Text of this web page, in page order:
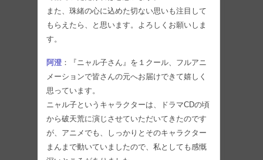
また、珠緒の心に込めた切ない思いも注目して
もらえたら、と思います。よろしくお願いしま
す。
阿澄 ：『ニャル子さん』を１クール、フルアニ
メーションで皆さんの元へお届けできて嬉しく
思っています。
ニャル子というキャラクターは、ドラマCDの頃
から破天荒に演じさせていただいてきたのです
が、アニメでも、しっかりとそのキャラクター
まんまで動いていましたので、私としても感慨